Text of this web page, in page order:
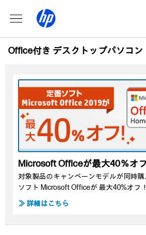
Office付き デスクトップパソコン
Microsoft Officeが最大40％オフ
対象製品のキャンペーンモデルが同時
ソフト Microsoft Officeが 最大40%オフ！
≫ 詳細はこちら